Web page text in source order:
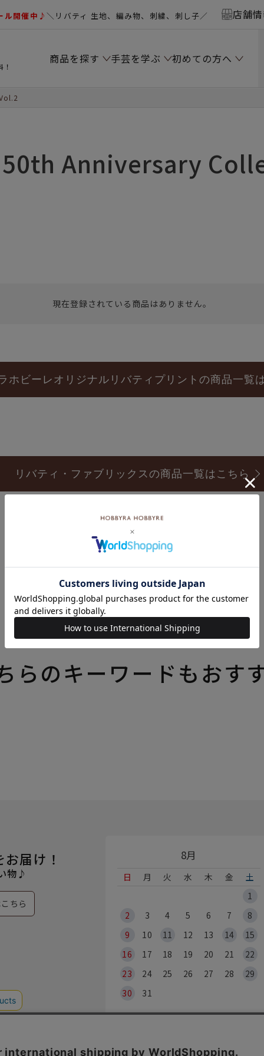
ル開催中♪＼リバティ 生地、編み物、刺繍、刺し子／ 店舗
商品を探す 手芸を学ぶ 初めての方へ
Anniversary
現在登録されている商品はありません。
ホビーレオリジナルリバティプリントの商品一覧
リバティ・ファブリックスの商品一覧はこちら
いろいろなテーマの特集一覧はこちら
らのキーワードもおす
8月
日 月 火 水 木 金
土
1
2
3 4 5 6 7
8
9
10 11 12 13 14
15
16
17 18 19 20 21
22
23
24 25 26 27 28
29
30
31
届け！
物♪
ちら